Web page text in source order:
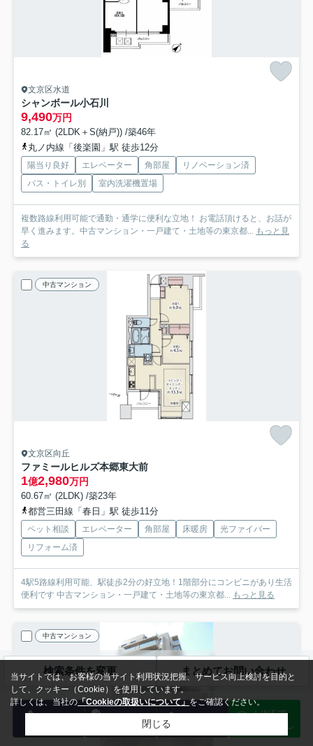
文京区水道
シャンボール小石川
9,490万円
82.17㎡ (2LDK＋S(納戸)) /築46年
丸ノ内線「後楽園」駅 徒歩12分
陽当り良好 エレベーター 角部屋
リノベーション済
バス・トイレ別
室内洗濯機置場
複数路線利用可能で通勤・通学に便利な立地！ お電話頂けると、お話が
早く進みます。中古マンション・一戸建て・土地等の東京都...
もっと見
る
中古マンション
文京区向丘
ファミールヒルズ本郷東大前
1億2,980万円
60.67㎡ (2LDK) /築23年
都営三田線「春日」駅 徒歩11分
ペット相談 エレベーター 角部屋 床暖房
光ファイバー
リフォーム済
4駅5路線利用可能、駅徒歩2分の好立地！1階部分にコンビニがあり生活
便利です 中古マンション・一戸建て・土地等の東京都...
もっと見る
中古マンション
検索条件を変更 まとめてお問い合わせ
電話 会員登録 メール
LINEで
物件探し
当サイトでは、お客様の当サイト利用状況把握、サービス向上検討を目的と
して、クッキー（Cookie）を使用しています。
詳しくは、当社の「Cookieの取扱いについて」をご確認ください。
閉じる